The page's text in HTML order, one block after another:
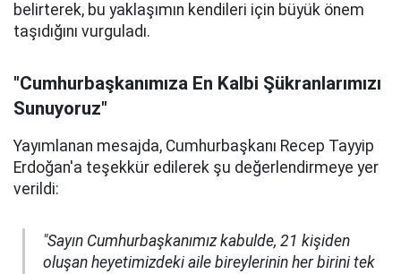
belirterek, bu yaklaşımın kendileri için büyük önem
taşıdığını vurguladı.
"Cumhurbaşkanımıza En Kalbi Şükranlarımızı
Sunuyoruz"
Yayımlanan mesajda, Cumhurbaşkanı Recep Tayyip
Erdoğan'a teşekkür edilerek şu değerlendirmeye yer
verildi:
"Sayın Cumhurbaşkanımız kabulde, 21 kişiden
oluşan heyetimizdeki aile bireylerinin her birini tek